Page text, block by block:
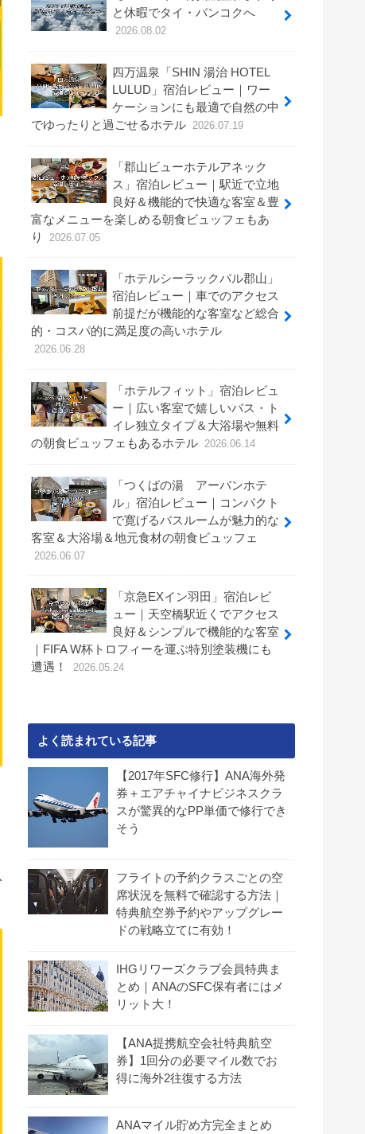
と休暇でタイ・バンコクへ
2026.08.02
四万温泉「SHIN 湯治 HOTEL
LULUD」宿泊レビュー｜ワー
ケーションにも最適で自然の中
でゆったりと過ごせるホテル 2026.07.19
「郡山ビューホテルアネック
ス」宿泊レビュー｜駅近で立地
良好＆機能的で快適な客室＆豊
富なメニューを楽しめる朝食ビュッフェもあ
り
2026.07.05
「ホテルシーラックパル郡山」
宿泊レビュー｜車でのアクセス
前提だが機能的な客室など総合
的・コスパ的に満足度の高いホテル
2026.06.28
「ホテルフィット」宿泊レビュ
ー｜広い客室で嬉しいバス・ト
イレ独立タイプ＆大浴場や無料
の朝食ビュッフェもあるホテル 2026.06.14
「つくばの湯 アーバンホテ
ル」宿泊レビュー｜コンパクト
で寛げるバスルームが魅力的な
客室＆大浴場＆地元食材の朝食ビュッフェ
2026.06.07
「京急EXイン羽田」宿泊レビ
ュー｜天空橋駅近くでアクセス
良好＆シンプルで機能的な客室
｜FIFA W杯トロフィーを運ぶ特別塗装機にも
遭遇！
2026.05.24
よく読まれている記事
【2017年SFC修行】ANA海外発
券＋エアチャイナビジネスクラ
スが驚異的なPP単価で修行でき
そう
フライトの予約クラスごとの空
席状況を無料で確認する方法｜
特典航空券予約やアップグレー
ドの戦略立てに有効！
IHGリワーズクラブ会員特典ま
とめ｜ANAのSFC保有者にはメ
リット大！
【ANA提携航空会社特典航空
券】1回分の必要マイル数でお
得に海外2往復する方法
ANAマイル貯め方完全まとめ